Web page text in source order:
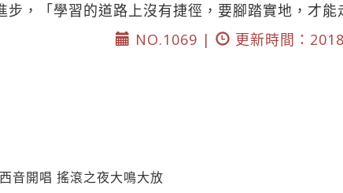
，「學習的道路上沒有捷徑，要腳踏實地，才能
NO.1069 |
更新時間：
音開唱 搖滾之夜大鳴大放